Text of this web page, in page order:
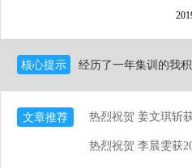
核心提示 经历了一年集训的我
文章推荐